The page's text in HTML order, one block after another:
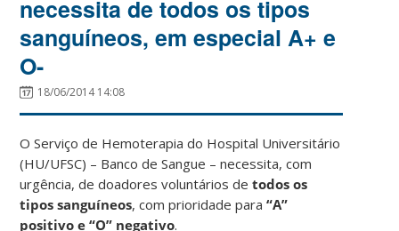
necessita de todos os tipos
sanguíneos, em especial A+ e
O-
18/06/2014 14:08
O Serviço de Hemoterapia do Hospital Universitário
(HU/UFSC) – Banco de Sangue – necessita, com
urgência, de doadores voluntários detodos os
tipos sanguíneos, com prioridade para“A”
positivo e“O” negativo.